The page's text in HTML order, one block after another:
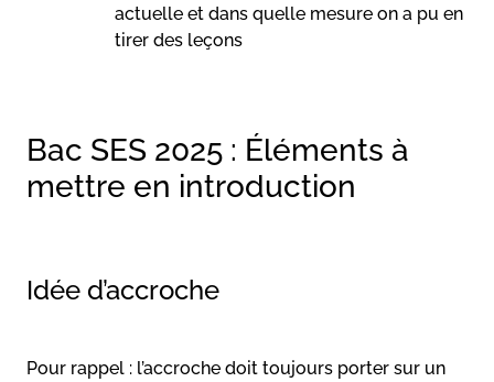
actuelle et dans quelle mesure on a pu en
tirer des leçons
Bac SES 2025 : Éléments à
mettre en introduction
Idée d’accroche
Pour rappel : l’accroche doit toujours porter sur un